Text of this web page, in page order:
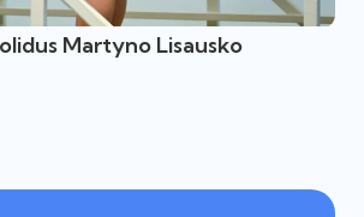
Martyno Lisausko